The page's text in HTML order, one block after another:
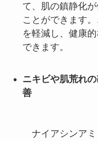
て、肌の鎮静化
ことができます
を軽減し、健康
できます。
ニキビや肌荒れ
善
ナイアシンアミ